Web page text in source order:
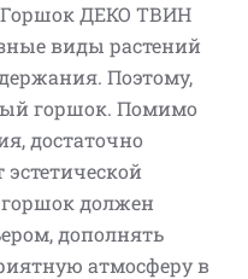
ДЕКО ТВИН
виды растений
Поэтому,
горшок. Помимо
достаточно
должен
дополнять
атмосферу в